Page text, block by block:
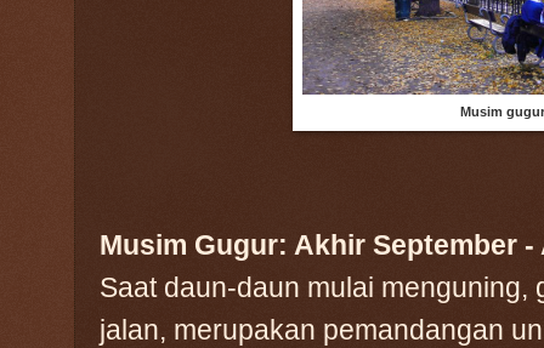
Musim
Musim Gugur: Akhir September -
Saat daun-daun mulai
jalan, merupakan pemandangan